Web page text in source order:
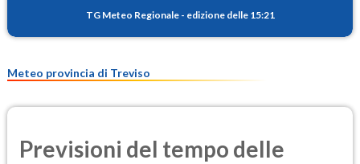
TG Meteo Regionale - edizione delle 15:21
Meteo provincia di Treviso
Previsioni del tempo delle